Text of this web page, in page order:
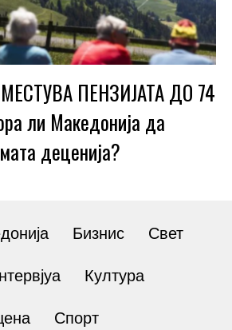
ПЕНЗИЈАТА ДО 74
ли Македонија да
деценија?
Бизнис Свет
Култура
Спорт